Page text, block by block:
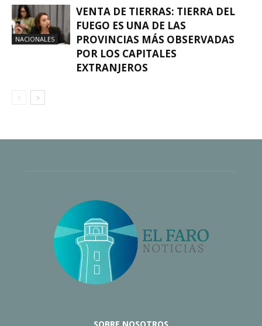
NACIONALES
VENTA DE TIERRAS: TIERRA DEL
FUEGO ES UNA DE LAS
PROVINCIAS MÁS OBSERVADAS
POR LOS CAPITALES
EXTRANJEROS
SOBRE NOSOTROS